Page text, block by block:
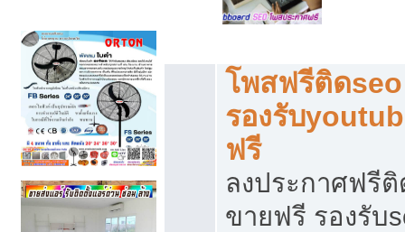
โพสฟรีติด
รองรับ
ฟรี
ลงประกาศฟรีติ
ขายฟรี รองรับ